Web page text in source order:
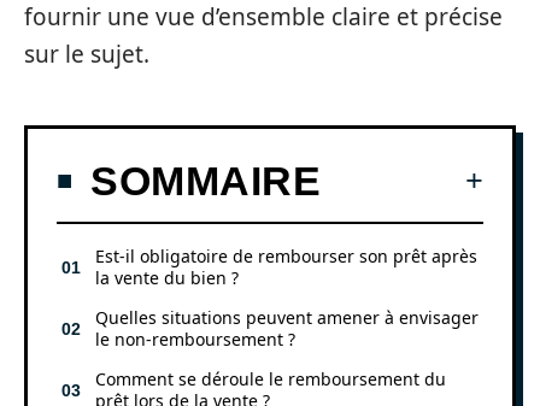
fournir une vue d’ensemble claire et précise
sur le sujet.
SOMMAIRE
Est-il obligatoire de rembourser son prêt après
la vente du bien ?
Quelles situations peuvent amener à envisager
le non-remboursement ?
Comment se déroule le remboursement du
prêt lors de la vente ?